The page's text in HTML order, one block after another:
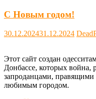
С Новым годом!
30.12.202431.12.2024
Этот сайт создан
Донбассе, которых война,
запроданцами, правящими
любимым городом.